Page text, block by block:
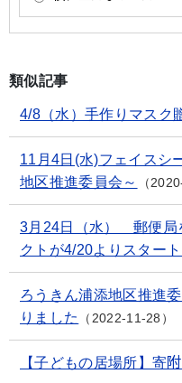
類似記事
4/8（水）手作りマスク
11月4日(水)フェイスシ
地区推進委員会～
3月24日（水） 郵便局
クトが4/20よりスタート
ろうきん浦添地区推進
りました
2022-11-28
【子どもの居場所】寄